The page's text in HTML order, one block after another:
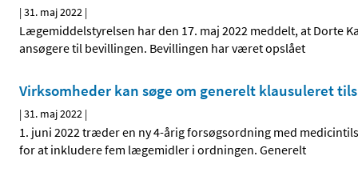
|31. maj 2022 |
Lægemiddelstyrelsen har den 17. maj 2022 meddelt, at Dorte
ansøgere til bevillingen. Bevillingen har været opslået
Virksomheder kan søge om generelt klausuleret
|31. maj 2022 |
1. juni 2022 træder en ny 4-årig forsøgsordning med
for at inkludere fem lægemidler i ordningen. Generelt